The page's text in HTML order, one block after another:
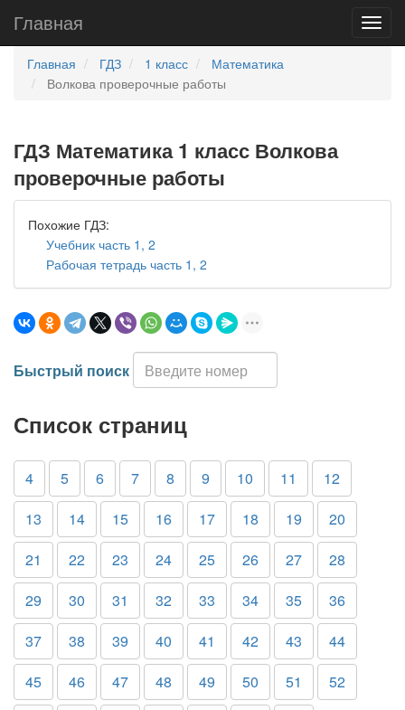
Главная
Главная ГДЗ 1 класс
Математика
Волкова проверочные работы
ГДЗ Математика 1 класс Волкова
проверочные работы
Похожие ГДЗ:
Учебник часть 1, 2
Рабочая тетрадь часть 1, 2
Быстрый поиск
Список страниц
4 5 6 7 8 9 10 11
12
13
14 15 16 17 18 19
20
21
22 23 24 25 26 27
28
29
30 31 32 33 34 35
36
37
38 39 40 41 42 43
44
45
46 47 48 49 50 51
52